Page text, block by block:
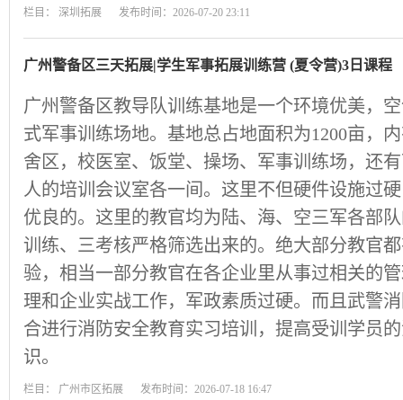
栏目： 深圳拓展 发布时间：2026-07-20 23:11
广州警备区三天拓展|学生军事拓展训练营 (夏令营)3日课程
广州警备区教导队训练基地是一个环境优美，
式军事训练场地。基地总占地面积为1200亩，
舍区，校医室、饭堂、操场、军事训练场，还
人的培训会议室各一间。这里不但硬件设施过
优良的。这里的教官均为陆、海、空三军各部
训练、三考核严格筛选出来的。绝大部分教官
验，相当一部分教官在各企业里从事过相关的
理和企业实战工作，军政素质过硬。而且武警
合进行消防安全教育实习培训，提高受训学员
识。
栏目： 广州市区拓展 发布时间：2026-07-18 16:47